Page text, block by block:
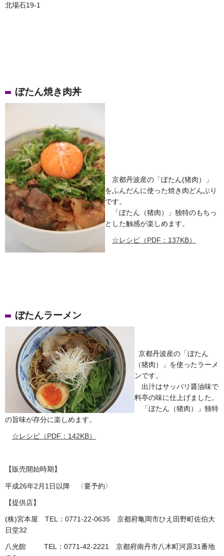
北場石19-1
ぼたん焼き肉丼
京都丹波産の「ぼたん(猪肉）」
をふんだんに使った焼き肉どんぶり
です。
「ぼたん（猪肉）」独特のもちっ
とした触感が楽しめます。
☆レシピ（PDF：137KB）
ぼたんラーメン
京都丹波産の「ぼたん
（猪肉）」を使ったラーメ
ンです。
出汁はサッパリ醤油味で
料亭の味に仕上げました。
「ぼたん（猪肉）」独特
の旨味が存分に楽しめます。
☆レシピ（PDF：142KB）
【販売開始時期】
平成26年2月1日以降 〈要予約〉
【提供店】
(株)宮本屋 TEL：0771-22-0635 京都府亀岡市ひえ田野町佐伯大
日堂32
八光館 TEL：0771-42-2221 京都府南丹市八木町河原31番地